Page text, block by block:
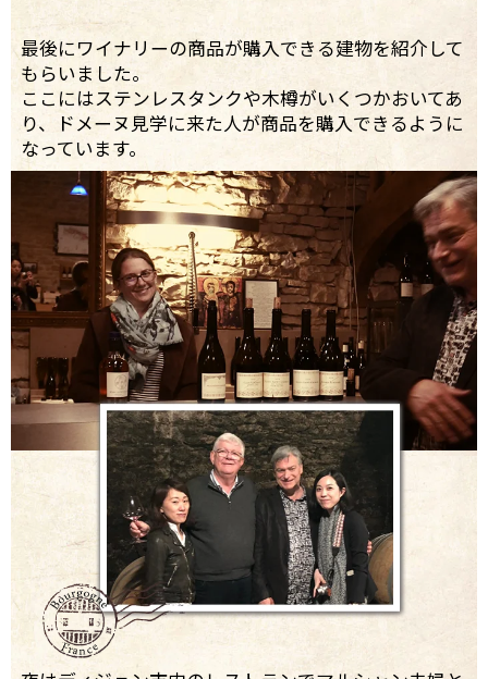
最後にワイナリーの商品が購入できる建物を紹介して
もらいました。
ここにはステンレスタンクや木樽がいくつかおいてあ
り、ドメーヌ見学に来た人が商品を購入できるように
なっています。